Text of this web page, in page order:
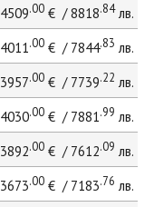
4509.00€ / 8818.84лв.
4011.00€ / 7844.83 лв.
3957.00€ / 7739.22 лв.
4030.00€ / 7881.99 лв.
3892.00€ / 7612.09 лв.
3673.00€ / 7183.76 лв.